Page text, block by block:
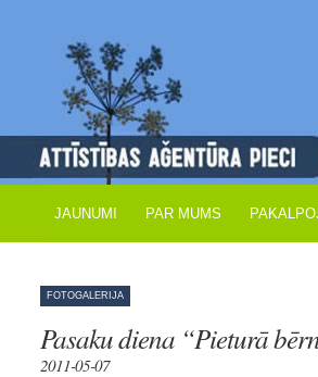
JAUNUMI PAR MUMS
FOTOGALERIJA
Pasaku diena “Pieturā
2011-05-07